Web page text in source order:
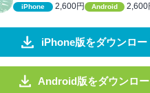
iPhone 2,600円 Android 2,600
iPhone版をダウンロー
Android版をダウンロ